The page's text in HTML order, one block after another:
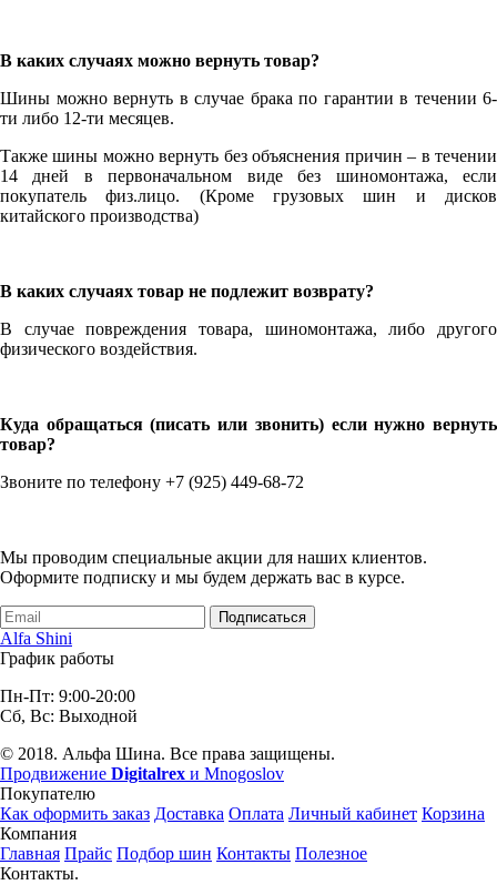
В каких случаях можно вернуть товар?
Шины можно вернуть в случае брака по гарантии в течении 6-
ти либо 12-ти месяцев.
Также шины можно вернуть без объяснения причин – в течении
14 дней в первоначальном виде без шиномонтажа, если
покупатель физ.лицо. (Кроме грузовых шин и дисков
китайского производства)
В каких случаях товар не подлежит возврату?
В случае повреждения товара, шиномонтажа, либо другого
физического воздействия.
Куда обращаться (писать или звонить) если нужно вернуть
товар?
Звоните по телефону +7 (925) 449-68-72
Мы проводим специальные акции для наших клиентов.
Оформите подписку и мы будем держать вас в курсе.
Подписаться
Alfa Shini
График работы
Пн-Пт: 9:00-20:00
Сб, Вс: Выходной
© 2018. Альфа Шина. Все права защищены.
Продвижение Digitalrex и Mnogoslov
Покупателю
Как оформить заказ Доставка Оплата Личный кабинет Корзина
Компания
Главная Прайс Подбор шин Контакты Полезное
Контакты.